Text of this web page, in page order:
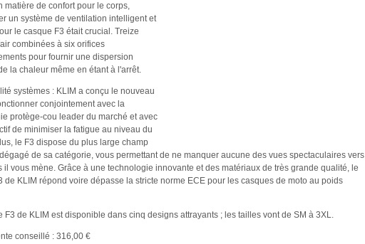
matière de confort pour le corps,
un système de ventilation intelligent et
le casque F3 était crucial. Treize
combinées à six orifices
pour fournir une dispersion
la chaleur même en étant à l'arrêt.
systèmes : KLIM a conçu le nouveau
conjointement avec la
protège-cou leader du marché et avec
de minimiser la fatigue au niveau du
le F3 dispose du plus large champ
de sa catégorie, vous permettant de ne manquer aucune des vues spectaculaires vers
il vous mène. Grâce à une technologie innovante et des matériaux de très grande qualité, le
de KLIM répond voire dépasse la stricte norme ECE pour les casques de moto au poids
F3 de KLIM est disponible dans cinq designs attrayants ; les tailles vont de SM à 3XL.
conseillé : 316,00 €